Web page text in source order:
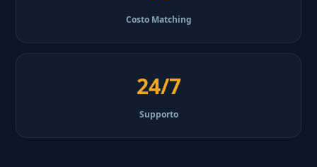
Costo Matching
24/7
Supporto